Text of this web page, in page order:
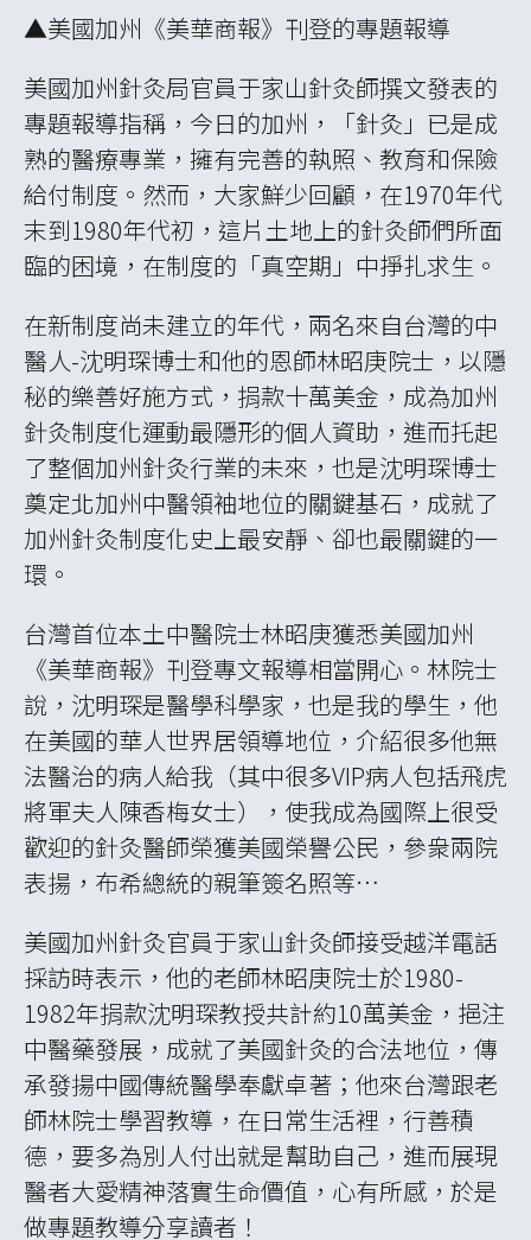
▲美國加州《美華商報》刊登的專題報導
美國加州針灸局官員于家山針灸師撰文發表的
專題報導指稱，今日的加州，「針灸」已是成
熟的醫療專業，擁有完善的執照、教育和保險
給付制度。然而，大家鮮少回顧，在1970年代
末到1980年代初，這片土地上的針灸師們所面
臨的困境，在制度的「真空期」中掙扎求生。
在新制度尚未建立的年代，兩名來自台灣的中
醫人-沈明琛博士和他的恩師林昭庚院士，以隱
秘的樂善好施方式，捐款十萬美金，成為加州
針灸制度化運動最隱形的個人資助，進而托起
了整個加州針灸行業的未來，也是沈明琛博士
奠定北加州中醫領袖地位的關鍵基石，成就了
加州針灸制度化史上最安靜、卻也最關鍵的一
環。
台灣首位本土中醫院士林昭庚獲悉美國加州
《美華商報》刊登專文報導相當開心。林院士
說，沈明琛是醫學科學家，也是我的學生，他
在美國的華人世界居領導地位，介紹很多他無
法醫治的病人給我（其中很多VIP病人包括飛虎
將軍夫人陳香梅女士），使我成為國際上很受
歡迎的針灸醫師榮獲美國榮譽公民，參衆兩院
表揚，布希總統的親筆簽名照等…
美國加州針灸官員于家山針灸師接受越洋電話
採訪時表示，他的老師林昭庚院士於1980-
1982年捐款沈明琛教授共計約10萬美金，挹注
中醫藥發展，成就了美國針灸的合法地位，傳
承發揚中國傳統醫學奉獻卓著；他來台灣跟老
師林院士學習教導，在日常生活裡，行善積
德，要多為別人付出就是幫助自己，進而展現
醫者大愛精神落實生命價值，心有所感，於是
做專題教導分享讀者！